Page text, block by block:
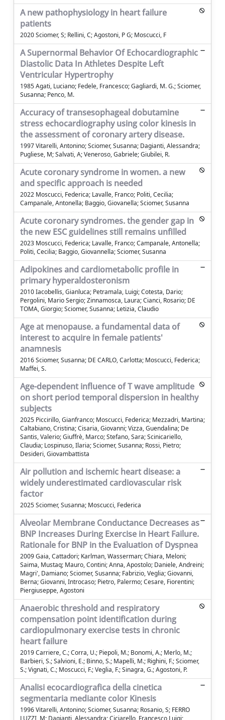
A new pathophysiology in heart failure
patients
2020 Sciomer, S; Rellini, C; Agostoni, P G; Moscucci, F
A Supernormal Behavior Of Echocardiographic
Diastolic Data In Athletes Despite Left
Ventricular Hypertrophy
1985 Agati, Luciano; Fedele, Francesco; Gagliardi, M. G.; Sciomer,
Susanna; Penco, M.
Accuracy of transesophageal dobutamine
stress echocardiography using color kinesis in
the assessment of coronary artery disease.
1997 Vitarelli, Antonino; Sciomer, Susanna; Dagianti, Alessandra;
Pugliese, M; Salvati, A; Veneroso, Gabriele; Giubilei, R.
Acute coronary syndrome in women. a new
and specific approach is needed
2022 Moscucci, Federica; Lavalle, Franco; Politi, Cecilia;
Campanale, Antonella; Baggio, Giovanella; Sciomer, Susanna
Acute coronary syndromes. the gender gap in
the new ESC guidelines still remains unfilled
2023 Moscucci, Federica; Lavalle, Franco; Campanale, Antonella;
Politi, Cecilia; Baggio, Giovannella; Sciomer, Susanna
Adipokines and cardiometabolic profile in
primary hyperaldosteronism
2010 Iacobellis, Gianluca; Petramala, Luigi; Cotesta, Dario;
Pergolini, Mario Sergio; Zinnamosca, Laura; Cianci, Rosario; DE
TOMA, Giorgio; Sciomer, Susanna; Letizia, Claudio
Age at menopause. a fundamental data of
interest to acquire in female patients'
anamnesis
2016 Sciomer, Susanna; DE CARLO, Carlotta; Moscucci, Federica;
Maffei, S.
Age-dependent influence of T wave amplitude
on short period temporal dispersion in healthy
subjects
2025 Piccirillo, Gianfranco; Moscucci, Federica; Mezzadri, Martina;
Caltabiano, Cristina; Cisaria, Giovanni; Vizza, Guendalina; De
Santis, Valerio; Giuffrè, Marco; Stefano, Sara; Scinicariello,
Claudia; Lospinuso, Ilaria; Sciomer, Susanna; Rossi, Pietro;
Desideri, Giovambattista
Air pollution and ischemic heart disease: a
widely underestimated cardiovascular risk
factor
2025 Sciomer, Susanna; Moscucci, Federica
Alveolar Membrane Conductance Decreases as
BNP Increases During Exercise in Heart Failure.
Rationale for BNP in the Evaluation of Dyspnea
2009 Gaia, Cattadori; Karlman, Wasserman; Chiara, Meloni;
Saima, Mustaq; Mauro, Contini; Anna, Apostolo; Daniele, Andreini;
Magri', Damiano; Sciomer, Susanna; Fabrizio, Veglia; Giovanni,
Berna; Giovanni, Introcaso; Pietro, Palermo; Cesare, Fiorentini;
Piergiuseppe, Agostoni
Anaerobic threshold and respiratory
compensation point identification during
cardiopulmonary exercise tests in chronic
heart failure
2019 Carriere, C.; Corra, U.; Piepoli, M.; Bonomi, A.; Merlo, M.;
Barbieri, S.; Salvioni, E.; Binno, S.; Mapelli, M.; Righini, F.; Sciomer,
S.; Vignati, C.; Moscucci, F.; Veglia, F.; Sinagra, G.; Agostoni, P.
Analisi ecocardiografica della cinetica
segmentaria mediante color Kinesis
1996 Vitarelli, Antonino; Sciomer, Susanna; Rosanio, S; FERRO
LUZZI, M; Dagianti, Alessandra; Ciciarello, Francesco Luigi;